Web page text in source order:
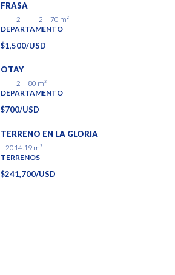
FRASA
2 2 70 m²
DEPARTAMENTO
$1,500/USD
OTAY
2 80 m²
DEPARTAMENTO
$700/USD
TERRENO EN LA GLORIA
2014.19 m²
TERRENOS
$241,700/USD